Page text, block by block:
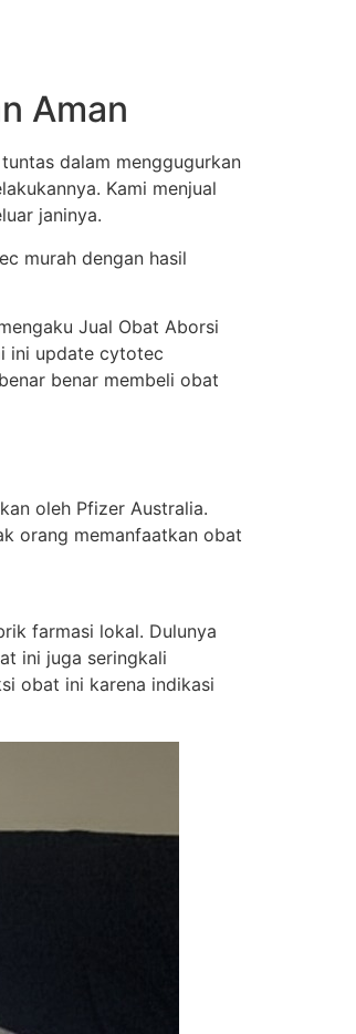
Aman
dalam menggugurkan
Kami menjual
janinya.
murah dengan hasil
Jual Obat Aborsi
ini update cytotec
benar membeli obat
oleh Pfizer Australia.
orang memanfaatkan obat
farmasi lokal. Dulunya
ini juga seringkali
obat ini karena indikasi